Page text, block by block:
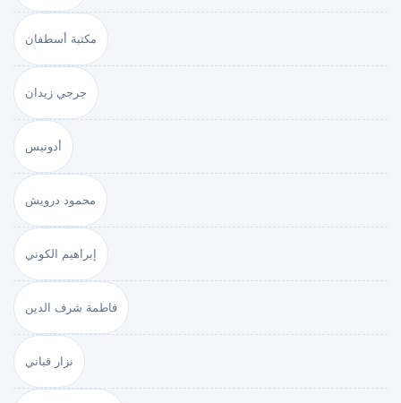
مكتبة أسطفان
جرجي زيدان
أدونيس
محمود درويش
إبراهيم الكوني
فاطمة شرف الدين
نزار قباني